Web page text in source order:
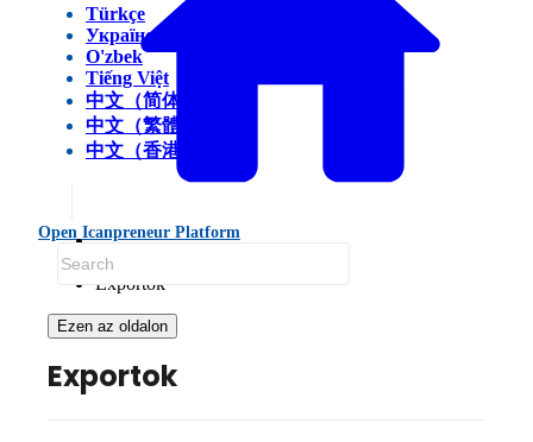
Türkçe
Українська
O'zbek
Tiếng Việt
中文（简体）
中文（繁體）
中文（香港）
Open Icanpreneur Platform
GYIK
Exportok
Ezen az oldalon
Exportok